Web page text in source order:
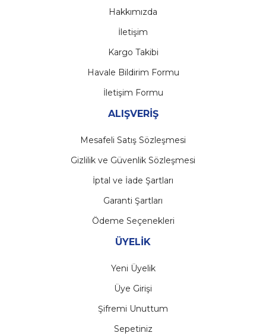
Hakkımızda
İletişim
Kargo Takibi
Havale Bildirim Formu
İletişim Formu
ALIŞVERİŞ
Mesafeli Satış Sözleşmesi
Gizlilik ve Güvenlik Sözleşmesi
İptal ve İade Şartları
Garanti Şartları
Ödeme Seçenekleri
ÜYELİK
Yeni Üyelik
Üye Girişi
Şifremi Unuttum
Sepetiniz